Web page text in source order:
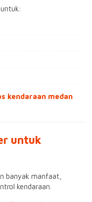
kendaraan medan
untuk
banyak manfaat,
kendaraan.